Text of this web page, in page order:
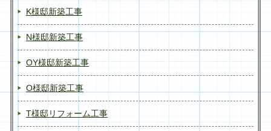
K様邸新築工事
N様邸新築工事
OY様邸新築工事
O様邸新築工事
T様邸リフォーム工事